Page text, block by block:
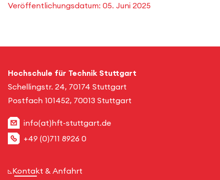
Veröffentlichungsdatum: 05. Juni 2025
Hochschule für Technik Stuttgart
Schellingstr. 24, 70174 Stuttgart
Postfach 101452, 70013 Stuttgart
info(at)hft-stuttgart.de
+49 (0)711 8926 0
Kontakt & Anfahrt